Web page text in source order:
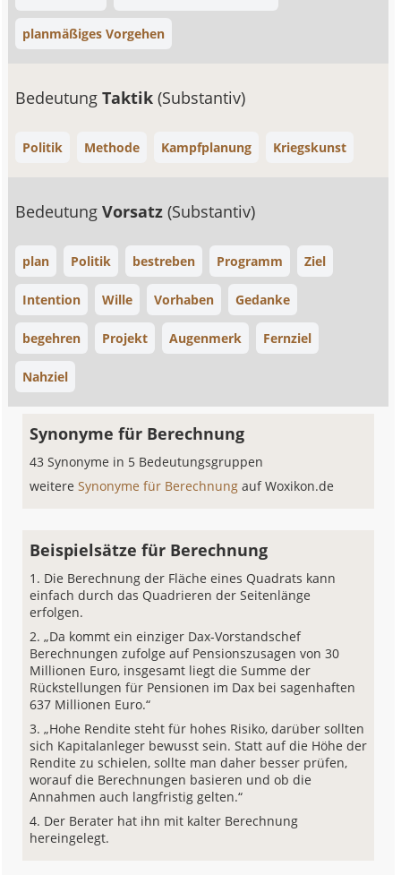
planmäßiges Vorgehen
BedeutungTaktik(Substantiv)
Politik Methode Kampfplanung Kriegskunst
BedeutungVorsatz(Substantiv)
plan Politik bestreben Programm Ziel
Intention Wille Vorhaben Gedanke
begehren Projekt Augenmerk Fernziel
Nahziel
Synonyme für Berechnung
43 Synonyme in 5 Bedeutungsgruppen
weitereSynonyme für Berechnungauf Woxikon.de
Beispielsätze für Berechnung
Die Berechnung der Fläche eines Quadrats kann
einfach durch das Quadrieren der Seitenlänge
erfolgen.
„Da kommt ein einziger Dax-Vorstandschef
Berechnungen zufolge auf Pensionszusagen von 30
Millionen Euro, insgesamt liegt die Summe der
Rückstellungen für Pensionen im Dax bei sagenhaften
637 Millionen Euro.“
„Hohe Rendite steht für hohes Risiko, darüber sollten
sich Kapitalanleger bewusst sein. Statt auf die Höhe der
Rendite zu schielen, sollte man daher besser prüfen,
worauf die Berechnungen basieren und ob die
Annahmen auch langfristig gelten.“
Der Berater hat ihn mit kalter Berechnung
hereingelegt.